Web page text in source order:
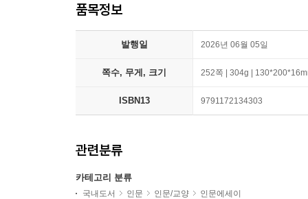
품목정보
발행일 2026년 06월 05일
쪽수, 무게, 크기 252쪽 | 304g |
ISBN13 9791172134303
관련분류
카테고리 분류
국내도서 인문 인문/교양
인문에세이